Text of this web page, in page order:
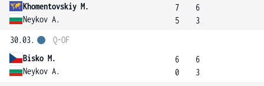
Khomentovskiy M.
Neykov A.
7
5
6
3
30.03.
Bisko M.
Neykov A.
Q-OF
6
0
6
3